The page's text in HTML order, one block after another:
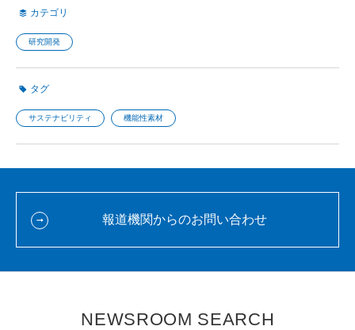
カテゴリ
研究開発
タグ
サステナビリティ 機能性素材
報道機関からのお問い合わせ
NEWSROOM SEARCH